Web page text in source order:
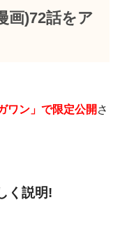
画)72話をア
ワン」で限定公開 さ
く説明!